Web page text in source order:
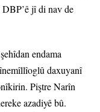
jî di nav de
endama
daxuyanî
Piştre Narîn
azadiyê bû.